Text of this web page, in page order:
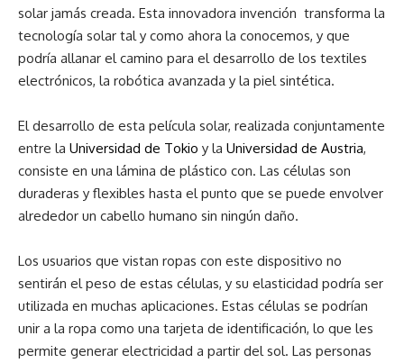
solar jamás creada. Esta innovadora invención transforma la
tecnología solar tal y como ahora la conocemos, y que
podría allanar el camino para el desarrollo de los textiles
electrónicos, la robótica avanzada y la piel sintética.
El desarrollo de esta película solar, realizada conjuntamente
entre la Universidad de Tokio y la Universidad de Austria,
consiste en una lámina de plástico con. Las células son
duraderas y flexibles hasta el punto que se puede envolver
alrededor un cabello humano sin ningún daño.
Los usuarios que vistan ropas con este dispositivo no
sentirán el peso de estas células, y su elasticidad podría ser
utilizada en muchas aplicaciones. Estas células se podrían
unir a la ropa como una tarjeta de identificación, lo que les
permite generar electricidad a partir del sol. Las personas